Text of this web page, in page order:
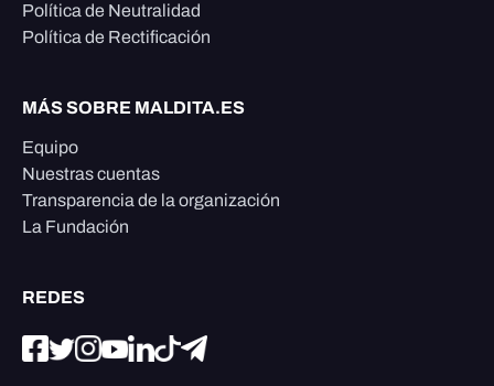
Política de Neutralidad
Política de Rectificación
MÁS SOBRE MALDITA.ES
Equipo
Nuestras cuentas
Transparencia de la organización
La Fundación
REDES